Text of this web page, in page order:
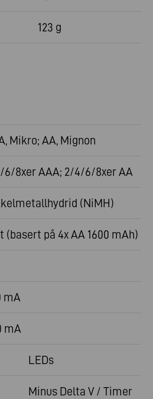
123 g
Mikro; AA, Mignon
6/8xer AAA; 2/4/6/8xer AA
(NiMH)
(basert på 4x AA 1600 mAh)
mA
mA
LEDs
Minus Delta V / Timer